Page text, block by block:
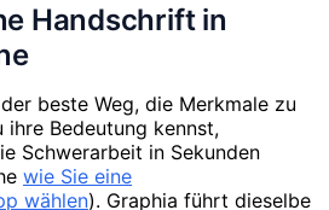
Handschrift in
beste Weg, die Merkmale zu
ihre Bedeutung kennst,
Schwerarbeit in Sekunden
wie Sie eine
wählen). Graphia führt dieselbe